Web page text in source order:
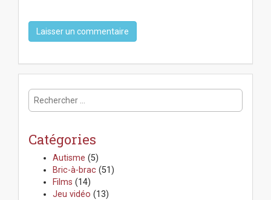
R
e
Catégories
Autisme (5)
Bric-à-brac (51)
Films (14)
Jeu vidéo (13)